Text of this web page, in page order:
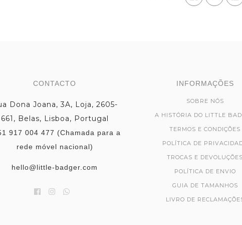
CONTACTO
Dona Joana, 3A, Loja, 2605-
661, Belas, Lisboa, Portugal
917 004 477 (Chamada para a
rede móvel nacional)
hello@little-badger.com
INFORMAÇÕES
SOBRE NÓS
A HISTÓRIA DO LITTLE
TERMOS E CONDIÇÕES
POLÍTICA DE
TROCAS E DEVOLUÇÕES
POLÍTICA DE ENVIO
GUIA DE TAMANHOS
LIVRO DE